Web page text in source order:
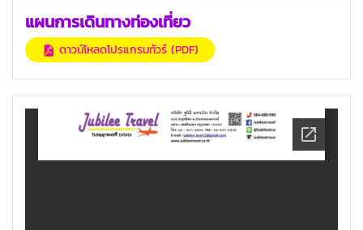
แผนการเดินทางท่องเที่ยว
ดาวน์โหลดโปรแกรมทัวร์ (PDF)